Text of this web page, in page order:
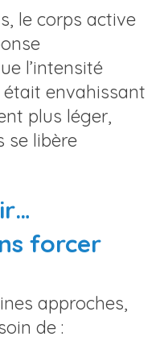
le corps active
l’intensité
envahissant
plus léger,
se libère
forcer
approches,
de :